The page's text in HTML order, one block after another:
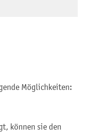
Möglichkeiten:
können sie den